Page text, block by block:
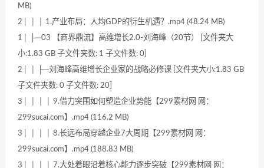
MB)
2│ │ │ 1.产业布局：人均GDP的衍生机遇？.mp4 (48.24 MB)
1│ ├─03 【商界鼎流】高维增长2.0-刘海峰（20节） [文件夹大
小:1.83 GB 子文件夹数: 1 子文件数: 0]
2│ │ ├─刘海峰高维增长企业家的战略必修课 [文件夹大小:1.83 GB
子文件夹数: 0 子文件数: 20]
3│ │ │ │ 9.借力突围如何塑造企业势能【299素材网 网：
299sucai.com】.mp4 (116.2 MB)
3│ │ │ │ 8.长远布局穿越企业7大周期【299素材网 网：
299sucai.com】.mp4 (188.83 MB)
3│ │ │ │ 7.大处着眼沿着核心能力逐步突破【299素材网 网：